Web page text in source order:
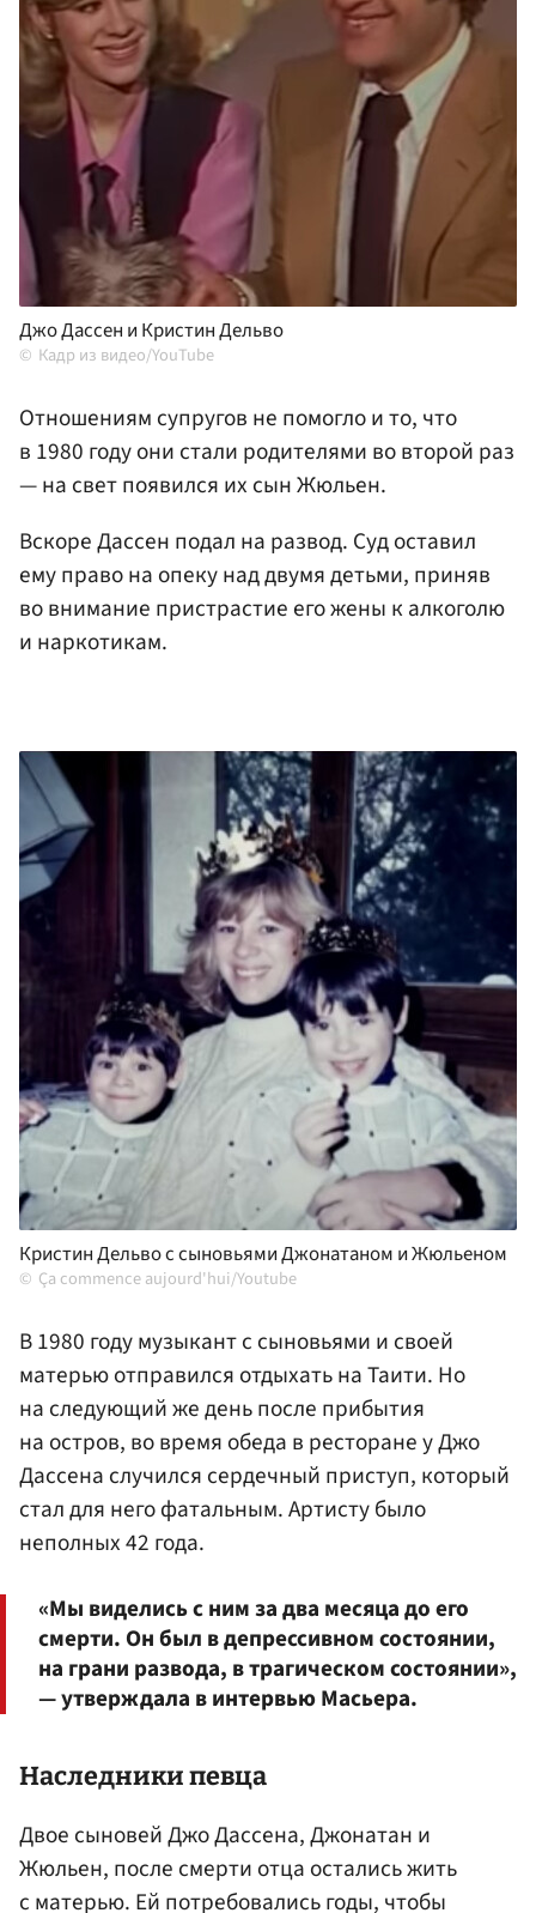
Джо Дассен и Кристин Дельво
Кадр из видео/YouTube
Отношениям супругов не помогло и то, что
в 1980 году они стали родителями во второй раз
— на свет появился их сын Жюльен.
Вскоре Дассен подал на развод. Суд оставил
ему право на опеку над двумя детьми, приняв
во внимание пристрастие его жены к алкоголю
и наркотикам.
Кристин Дельво с сыновьями Джонатаном и Жюльеном
Ça commence aujourd'hui/Youtube
В 1980 году музыкант с сыновьями и своей
матерью отправился отдыхать на Таити. Но
на следующий же день после прибытия
на остров, во время обеда в ресторане у Джо
Дассена случился сердечный приступ, который
стал для него фатальным. Артисту было
неполных 42 года.
«Мы виделись с ним за два месяца до его
смерти. Он был в депрессивном состоянии,
на грани развода, в трагическом состоянии»,
— утверждала в интервью Масьера.
Наследники певца
Двое сыновей Джо Дассена, Джонатан и
Жюльен, после смерти отца остались жить
с матерью. Ей потребовались годы, чтобы